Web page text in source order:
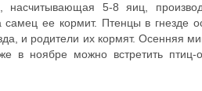
насчитывающая 5-8 яиц,
ее кормит. Птенцы в гнезде
и родители их кормят. Осенняя
в ноябре можно встретить птиц-